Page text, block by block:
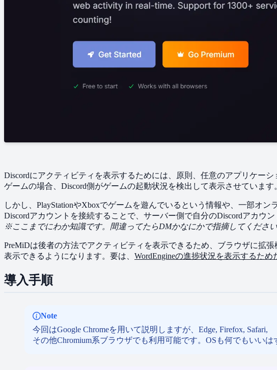
Discordに​アクティビティを​表示する​ためには、​原則、​任意の​アプリケー
ゲームの​場合、​Discord側が​ゲームの​起動状況を​検出して​表示させています
しかし、​PlayStationや​Xboxで​ゲームを​遊んでいると​いう​情報や、​一部​オ
Discordアカウントを​接続する​ことで、​サーバー側で​自分の​Discordアカウ
※ここまでに​わか​知識です。​間違ってたら​DMかなにかで​指摘してください
PreMiDは​後者の​方法で​アクティビティを​表示できる​ため、​ブラウザに​拡
表示できるようになります。​要は、 ​WordEngineの​進捗状況を​表示する​た
導入手順
Note
今回は​Google Chromeを​用いて​説明しますが、​Edge, Firefox, Safari,
その​他Chromium系ブラウザでも​利用​可能です。​OSも​何でも​いいは